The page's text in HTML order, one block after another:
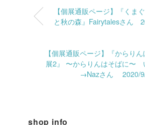
【個展通販ページ】『くま
と秋の森』Fairytalesさん
【個展通販ページ】『からり
展2』 〜からりんはそばに〜
→Nazさん 2020/
shop info